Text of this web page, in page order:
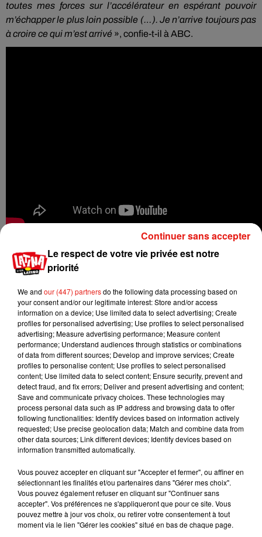
toutes mes forces sur l’accélérateur en espérant pouvoir
m’échapper le plus loin possible (…). Je n’arrive toujours pas
à croire ce qui m’est arrivé », confie-t-il à ABC.
Musique
Karol G dévoile la tracklist de son nouvel
Le respect de votre vie privée est notre
priorité
We and our (447) partnersdo the following data processing based on
your consent and/or our legitimate interest: Store and/or access
information on a device; Use limited data to select advertising; Create
profiles for personalised advertising; Use profiles to select personalised
advertising; Measure advertising performance; Measure content
performance; Understand audiences through statistics or combinations
of data from different sources; Develop and improve services; Create
profiles to personalise content; Use profiles to select personalised
content; Use limited data to select content; Ensure security, prevent and
detect fraud, and fix errors; Deliver and present advertising and content;
Save and communicate privacy choices. These technologies may
process personal data such as IP address and browsing data to offer
following functionalities: Identify devices based on information actively
requested; Use precise geolocation data; Match and combine data from
other data sources; Link different devices; Identify devices based on
information transmitted automatically.
Vous pouvez accepter en cliquant sur "Accepter et fermer", ou affiner en
sélectionnant les finalités et/ou partenaires dans "Gérer mes choix".
Vous pouvez également refuser en cliquant sur "Continuer sans
accepter". Vos préférences ne s'appliqueront que pour ce site. Vous
pouvez mettre à jour vos choix, ou retirer votre consentement à tout
moment via le lien "Gérer les cookies" situé en bas de chaque page.
Continuer sans accepter